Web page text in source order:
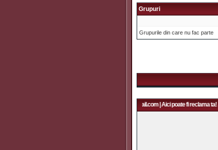
Grupuri
Grupurile din care nu fac parte
Aici poate fi reclama ta! ... email: rapidfans@gmail.com | Aici poate fi reclama ta!